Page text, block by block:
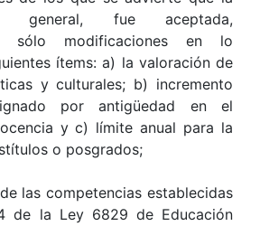
general, fue aceptada,
sólo modificaciones en lo
ítems: a) la valoración de
y culturales; b) incremento
por antigüedad en el
y c) límite anual para la
o posgrados;
las competencias establecidas
de la Ley 6829 de Educación